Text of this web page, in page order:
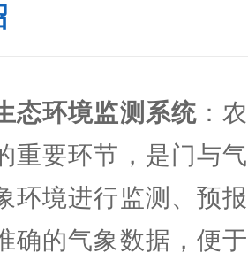
态环境监测系统 ：
重要环节，是门与
环境进行监测、预
确的气象数据，便